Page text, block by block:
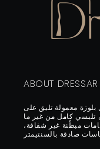
ABOUT DRESSAR
معمولة تليق على
تلبسي كامل من غير ما
مبطّنة غير شفافة،